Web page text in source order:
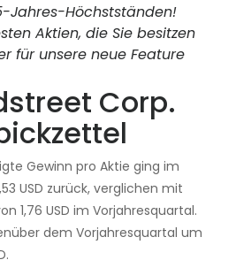
Jahres-Höchstständen!
Aktien, die Sie besitzen
für unsere neue Feature
Corp.
Gewinn pro Aktie ging im
USD zurück, verglichen mit
1,76 USD im Vorjahresquartal.
dem Vorjahresquartal um